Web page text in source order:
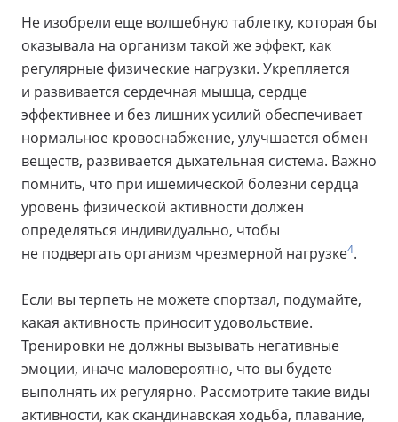
Не изобрели еще волшебную таблетку, которая бы
оказывала на организм такой же эффект, как
регулярные физические нагрузки. Укрепляется
и развивается сердечная мышца, сердце
эффективнее и без лишних усилий обеспечивает
нормальное кровоснабжение, улучшается обмен
веществ, развивается дыхательная система. Важно
помнить, что при ишемической болезни сердца
уровень физической активности должен
определяться индивидуально, чтобы
не подвергать организм чрезмерной нагрузке4.
Если вы терпеть не можете спортзал, подумайте,
какая активность приносит удовольствие.
Тренировки не должны вызывать негативные
эмоции, иначе маловероятно, что вы будете
выполнять их регулярно. Рассмотрите такие виды
активности, как скандинавская ходьба, плавание,